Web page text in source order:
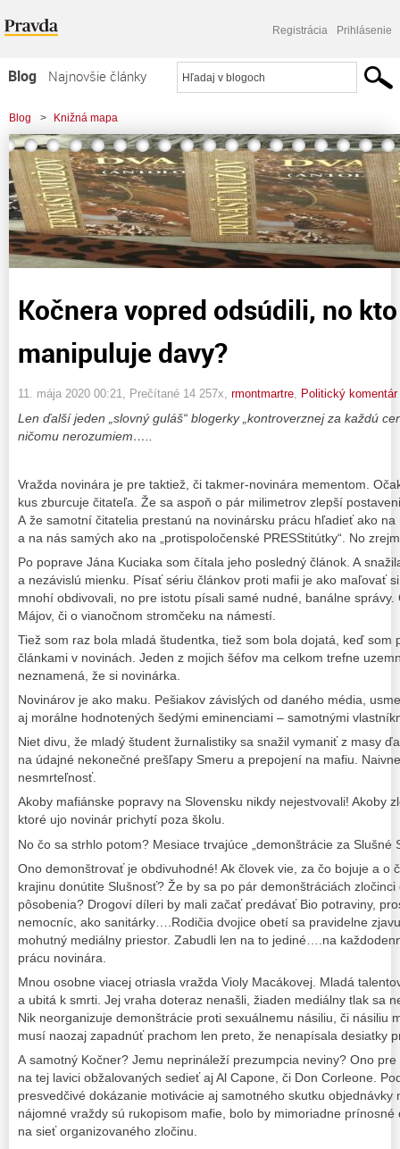
Registrácia Prihlásenie
Blog
Najnovšie články
Najčítanejšie články
Najkomentovanejšie články
Zoznam blogov
Komerčné blogy
Blog > Knižná mapa
> Kočnera vopred odsúdili, no kto vlastne manipuluje davy?
Kočnera vopred odsúdili, no
manipuluje davy?
11. mája 2020 00:21 , Prečítané 14 257x, rmontmartre Politický komentár
Len ďalší jeden „slovný guláš“ blogerky „kontroverznej za každú
ničomu nerozumiem…..
Vražda novinára je pre taktiež, či takmer-novinára mementom.
kus zburcuje čitateľa. Že sa aspoň o pár milimetrov zlepší
A že samotní čitatelia prestanú na novinársku prácu hľadieť ako
a na nás samých ako na „protispoločenské PRESStitútky“. No
Po poprave Jána Kuciaka som čítala jeho posledný článok. A
a nezávislú mienku. Písať sériu článkov proti mafii je ako maľovať
mnohí obdivovali, no pre istotu písali samé nudné, banálne
Májov, či o vianočnom stromčeku na námestí.
Tiež som raz bola mladá študentka, tiež som bola dojatá, keď som
článkami v novinách. Jeden z mojich šéfov ma celkom trefne
neznamená, že si novinárka.
Novinárov je ako maku. Pešiakov závislých od daného média,
aj morálne hodnotených šedými eminenciami – samotnými
Niet divu, že mladý študent žurnalistiky sa snažil vymaniť z masy
na údajné nekonečné prešľapy Smeru a prepojení na mafiu.
nesmrteľnosť.
Akoby mafiánske popravy na Slovensku nikdy nejestvovali! Akoby
ktoré ujo novinár prichytí poza školu.
No čo sa strhlo potom? Mesiace trvajúce „demonštrácie za Slušné
Ono demonštrovať je obdivuhodné! Ak človek vie, za čo bojuje a o
krajinu donútite Slušnosť? Že by sa po pár demonštráciách
pôsobenia? Drogoví díleri by mali začať predávať Bio potraviny,
nemocníc, ako sanitárky….Rodičia dvojice obetí sa pravidelne
mohutný mediálny priestor. Zabudli len na to jediné….na
prácu novinára.
Mnou osobne viacej otriasla vražda Violy Macákovej. Mladá
a ubitá k smrti. Jej vraha doteraz nenašli, žiaden mediálny tlak sa
Nik neorganizuje demonštrácie proti sexuálnemu násiliu, či násiliu
musí naozaj zapadnúť prachom len preto, že nenapísala desiatky
A samotný Kočner? Jemu neprináleží prezumpcia neviny? Ono
na tej lavici obžalovaných sedieť aj Al Capone, či Don Corleone.
presvedčivé dokázanie motivácie aj samotného skutku objednávky
nájomné vraždy sú rukopisom mafie, bolo by mimoriadne
na sieť organizovaného zločinu.